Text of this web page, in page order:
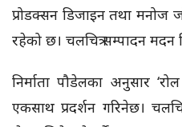
प्रोडक्सन डिजाइन तथा मनोज
रहेको छ। चलचित्र सम्पादन
निर्माता पौडेलका अनुसार
एकसाथ प्रदर्शन गरिनेछ।